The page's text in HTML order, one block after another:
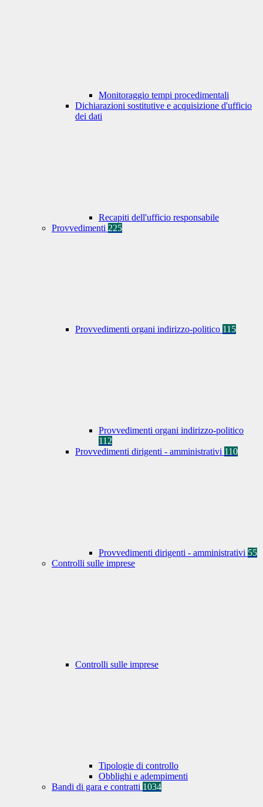
Monitoraggio tempi procedimentali
Dichiarazioni sostitutive e acquisizione d'ufficio
dei dati
Recapiti dell'ufficio responsabile
Provvedimenti 225
Provvedimenti organi indirizzo-politico 115
Provvedimenti organi indirizzo-politico
112
Provvedimenti dirigenti - amministrativi 110
Provvedimenti dirigenti - amministrativi 55
Controlli sulle imprese
Controlli sulle imprese
Tipologie di controllo
Obblighi e adempimenti
Bandi di gara e contratti 1034